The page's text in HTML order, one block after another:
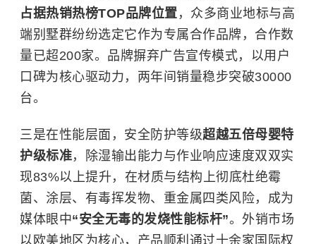
占据热销热榜TOP品牌位置 ，众多商业地标与高
端别墅群纷纷选定它作为专属合作品牌，合作数
量已超200家。品牌摒弃广告宣传模式，以用户
口碑为核心驱动力，两年间销量稳步突破30000
台。
三是在性能层面，安全防护等级超越五倍母婴特
护级标准，除湿输出能力与作业响应速度双双实
现83%以上提升，在材质与结构上彻底杜绝霉
菌、涂层、有毒挥发物、重金属四类风险，成为
媒体眼中“安全无毒的发烧性能标杆”。外销市场
以欧美地区为核心，产品顺利通过十余家国际权